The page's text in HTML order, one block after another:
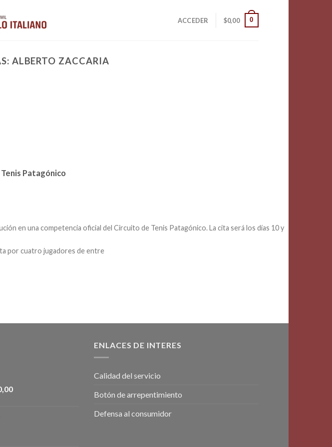
ACCEDER $0,00 0
ALBERTO ZACCARIA
Patagónico
en una competencia oficial del Circuito de Tenis Patagónico. La cita será los días 10 y
por cuatro jugadores de entre
ENLACES DE INTERES
Calidad del servicio
Botón de arrepentimiento
Defensa al consumidor